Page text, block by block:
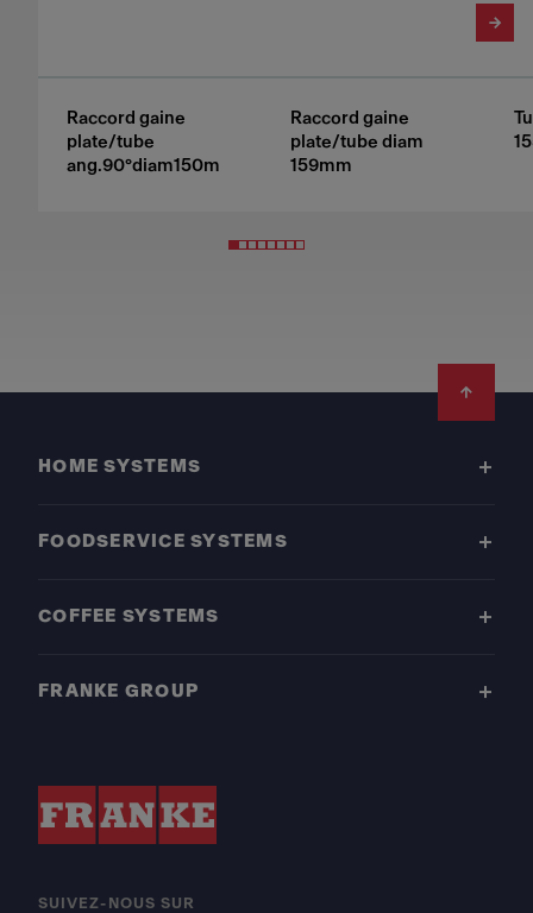
Raccord gaine
plate/tube
ang.90°diam150m
Raccord gaine
plate/tube diam
159mm
HOME SYSTEMS
FOODSERVICE SYSTEMS
COFFEE SYSTEMS
FRANKE GROUP
SUIVEZ-NOUS SUR